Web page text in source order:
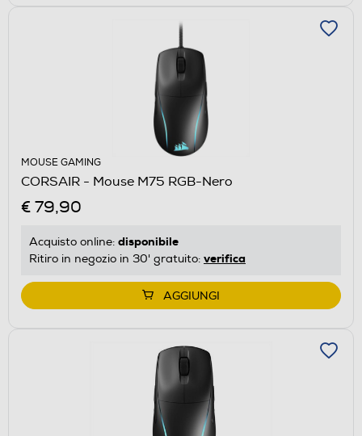
MOUSE GAMING
CORSAIR - Mouse M75 RGB-Nero
€ 79,90
Acquisto online: disponibile
Ritiro in negozio in 30' gratuito: verifica
AGGIUNGI